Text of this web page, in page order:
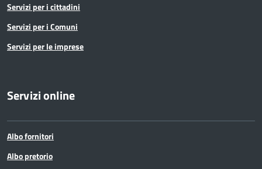
Servizi per i cittadini
Servizi per i Comuni
Servizi per le imprese
Servizi online
Albo fornitori
Albo pretorio